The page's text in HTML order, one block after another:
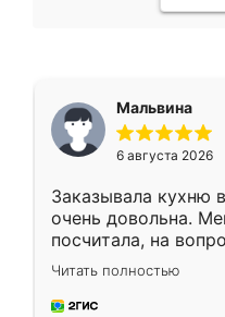
Мальвина
6 августа 2026
Заказывала кухню
очень довольна.
посчитала, на
Замерщик приехал
делу со всей
за день, ребята
Читать полностью